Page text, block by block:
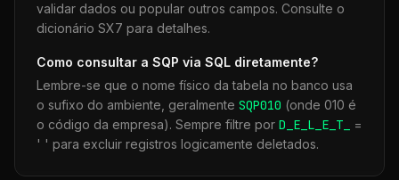
validar dados ou popular outros campos. Consulte o
dicionário SX7 para detalhes.
Como consultar a SQP via SQL diretamente?
Lembre-se que o nome físico da tabela no banco usa
o sufixo do ambiente, geralmente SQP010 (onde 010 é
o código da empresa). Sempre filtre por D_E_L_E_T_
=
' ' para excluir registros logicamente deletados.